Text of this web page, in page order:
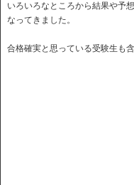
いろいろなところから結果や予
なってきました。
合格確実と思っている受験生も